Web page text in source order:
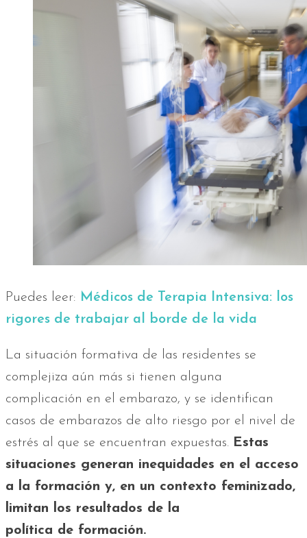
Puedes leer: Médicos de Terapia Intensiva: los
rigores de trabajar al borde de la vida
La situación formativa de las residentes se
complejiza aún más si tienen alguna
complicación en el embarazo, y se identifican
casos de embarazos de alto riesgo por el nivel de
estrés al que se encuentran expuestas. Estas
situaciones generan inequidades en el acceso
a la formación y, en un contexto feminizado,
limitan los resultados de la
política de formación.